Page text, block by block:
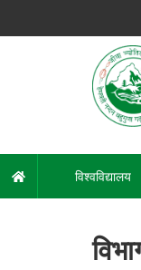
मुख्य
नेविगेशन
विश्वविद्यालय